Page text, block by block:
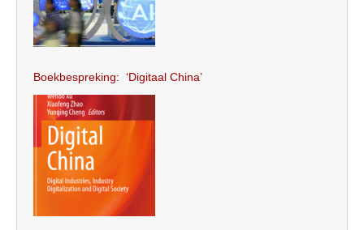
Boekbespreking: ‘Digitaal China’